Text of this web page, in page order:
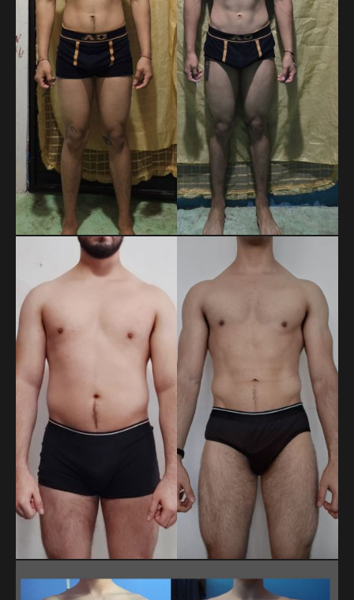
constancia y el enfoque.
RICARDO YAHIR ROJAS RUIZ
En 14 meses, Ricardo pasó de 71.8 a 65.5 kg y redujo su
cintura de 85 a 74 cm. Son más de 6 kg y 11 cm menos,
resultado de su disciplina y constancia a lo largo del proceso.
LUIS FERNANDO ESCALONA CONTRERAS